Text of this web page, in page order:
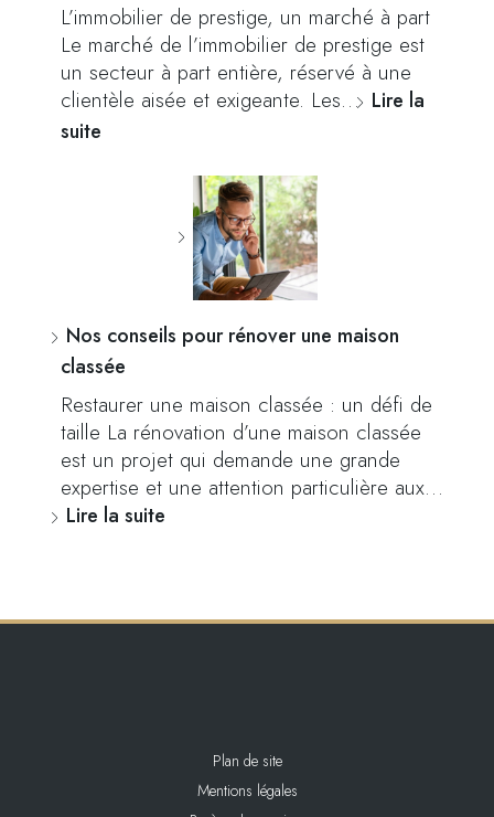
L’immobilier de prestige, un marché à part
Le marché de l’immobilier de prestige est
un secteur à part entière, réservé à une
clientèle aisée et exigeante. Les… Lire la
suite
Nos conseils pour rénover une maison
classée
Restaurer une maison classée : un défi de
taille La rénovation d’une maison classée
est un projet qui demande une grande
expertise et une attention particulière aux…
Lire la suite
Plan de site
Mentions légales